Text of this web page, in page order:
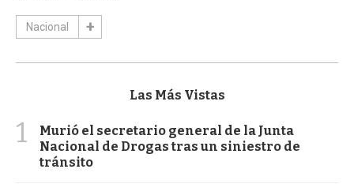
Nacional
Las Más Vistas
1
Murió el secretario general de la Junta
Nacional de Drogas tras un siniestro de
tránsito